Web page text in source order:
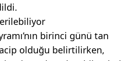
birinci günü tan
olduğu belirtilirken,